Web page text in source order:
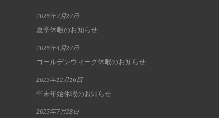
2026年7月27日
夏季休暇のお知らせ
2026年4月27日
ゴールデンウィーク休暇のお知らせ
2025年12月16日
年末年始休暇のお知らせ
2025年7月28日